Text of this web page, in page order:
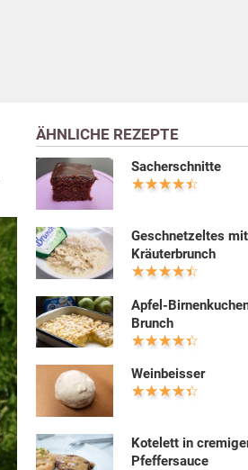
ÄHNLICHE REZEPTE
Sacherschnitte
Geschnetzeltes mit
Kräuterbrunch
Apfel-
Brunch
Weinbeisser
Kotelett in
Pfeffersauce